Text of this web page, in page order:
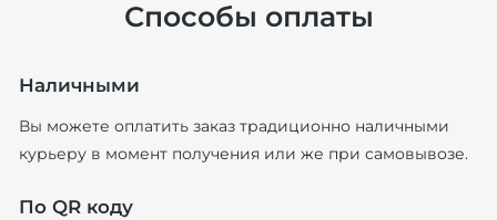
Способы оплаты
Наличными
Вы можете оплатить заказ традиционно наличными
курьеру в момент получения или же при самовывозе.
По QR коду